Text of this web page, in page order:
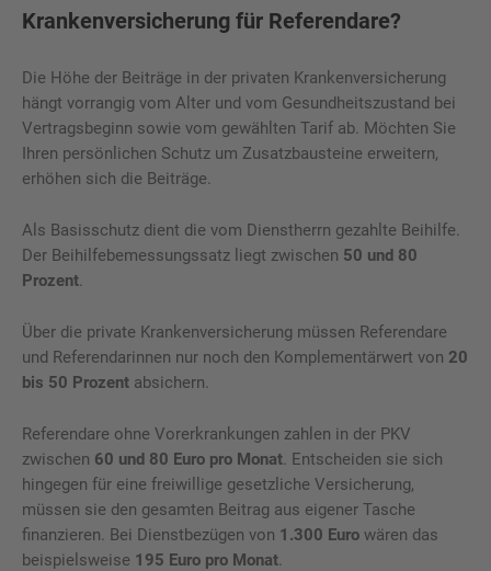
Krankenversicherung für Referendare?
Die Höhe der Beiträge in der privaten Krankenversicherung
hängt vorrangig vom Alter und vom Gesundheitszustand bei
Vertragsbeginn sowie vom gewählten Tarif ab. Möchten Sie
Ihren persönlichen Schutz um Zusatzbausteine erweitern,
erhöhen sich die Beiträge.
Als Basisschutz dient die vom Dienstherrn gezahlte Beihilfe.
Der Beihilfebemessungssatz liegt zwischen 50 und 80
Prozent.
Über die private Krankenversicherung müssen Referendare
und Referendarinnen nur noch den Komplementärwert von 20
bis 50 Prozent absichern.
Referendare ohne Vorerkrankungen zahlen in der PKV
zwischen 60 und 80 Euro pro Monat. Entscheiden sie sich
hingegen für eine freiwillige gesetzliche Versicherung,
müssen sie den gesamten Beitrag aus eigener Tasche
finanzieren. Bei Dienstbezügen von 1.300 Euro wären das
beispielsweise 195 Euro pro Monat.